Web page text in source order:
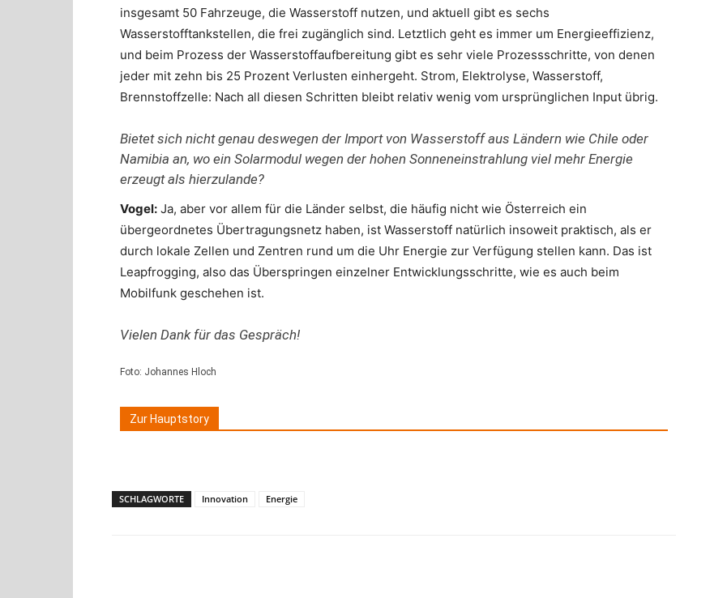
insgesamt 50 Fahrzeuge, die Wasserstoff nutzen, und aktuell gibt es sechs
Wasserstofftankstellen, die frei zugänglich sind. Letztlich geht es immer um Energieeffizienz,
und beim Prozess der Wasserstoffaufbereitung gibt es sehr viele Prozessschritte, von denen
jeder mit zehn bis 25 Prozent Verlusten einhergeht. Strom, Elektrolyse, Wasserstoff,
Brennstoffzelle: Nach all diesen Schritten bleibt relativ wenig vom ursprünglichen Input übrig.
Bietet sich nicht genau deswegen der Import von Wasserstoff aus Ländern wie Chile oder
Namibia an, wo ein Solarmodul wegen der hohen Sonneneinstrahlung viel mehr Energie
erzeugt als hierzulande?
Vogel: Ja, aber vor allem für die Länder selbst, die häufig nicht wie Österreich ein
übergeordnetes Übertragungsnetz haben, ist Wasserstoff natürlich insoweit praktisch, als er
durch lokale Zellen und Zentren rund um die Uhr Energie zur Verfügung stellen kann. Das ist
Leapfrogging, also das Überspringen einzelner Entwicklungsschritte, wie es auch beim
Mobilfunk geschehen ist.
Vielen Dank für das Gespräch!
Foto: Johannes Hloch
Zur Hauptstory
SCHLAGWORTE Innovation Energie